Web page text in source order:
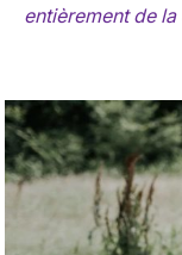
entièrement de